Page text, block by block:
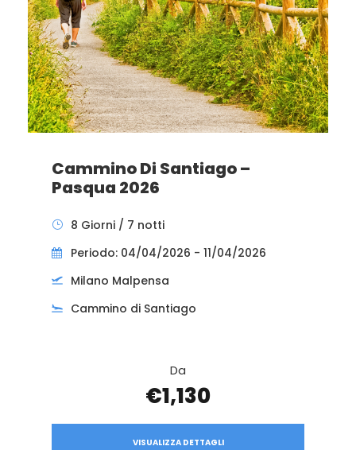
Cammino Di Santiago –
Pasqua 2026
8 Giorni / 7 notti
Periodo: 04/04/2026 - 11/04/2026
Milano Malpensa
Cammino di Santiago
Da
€1,130
VISUALIZZA DETTAGLI